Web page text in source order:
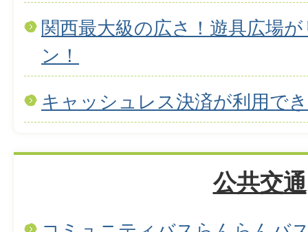
関西最大級の広さ！遊具広場
ン！
キャッシュレス決済が利用で
公共交通